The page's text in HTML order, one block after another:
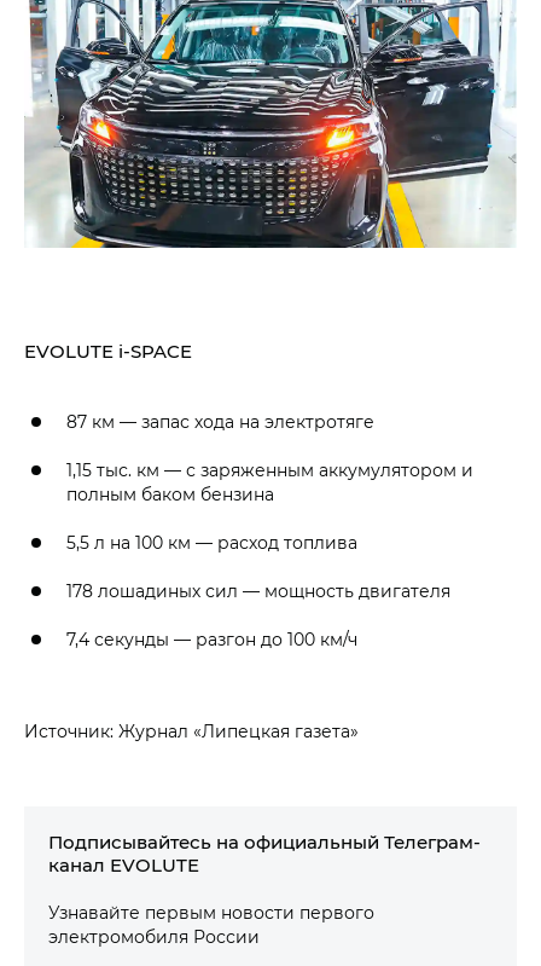
EVOLUTE i‑SPACE
87 км — запас хода на электротяге
1,15 тыс. км — с заряженным аккумулятором и
полным баком бензина
5,5 л на 100 км — расход топлива
178 лошадиных сил — мощность двигателя
7,4 секунды — разгон до 100 км/ч
Источник: Журнал «Липецкая газета»
Подписывайтесь на официальный Телеграм-
канал EVOLUTE
Узнавайте первым новости первого
электромобиля России